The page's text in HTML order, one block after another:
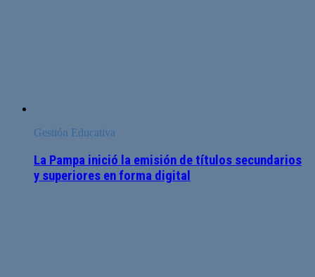
Gestión Educativa
La Pampa inició la emisión de títulos secundarios
y superiores en forma digital